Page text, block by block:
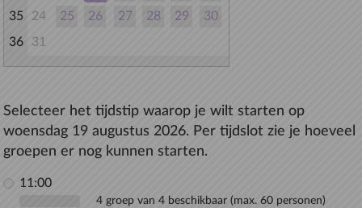
35
24 25 26 27 28 29
30
36
31
Selecteer het tijdstip waarop je wilt starten op
woensdag 19 augustus 2026. Per tijdslot zie je hoeveel
groepen er nog kunnen starten.
11:00
4 groep van 4 beschikbaar (max. 60 personen)